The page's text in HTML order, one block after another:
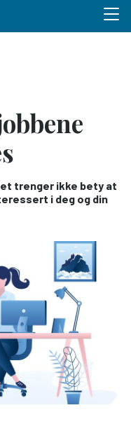
Menu
trenger ikke bety at
i deg og din